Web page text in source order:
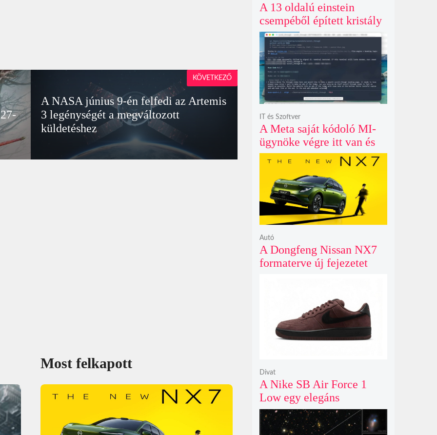
A NASA június 9-én felfedi az Artemis
3 legénységét a megváltozott
küldetéshez
KÖVETKEZŐ
Most felkapott
A 13 oldalú einstein
csempéből épített kristály
példátlanul forgó
csillagmintát vetít a fény
polarizációjától függően
A Meta saját kódoló MI-
ügynöke végre itt van és
nem fél belenyúlni a
IT és Szoftver
A Dongfeng Nissan NX7
formaterve új fejezetet
Autó
A Nike SB Air Force 1
Low egy elegáns
világosbarna
színváltozatban bukkant
Divat